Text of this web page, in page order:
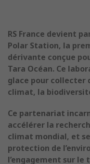
RS France devient
Polar Station, la
dérivante conçue
Tara Océan. Ce
glace pour collecter
climat, la
Ce partenariat
accélérer la
climat mondial, et
protection de
l’engagement sur le